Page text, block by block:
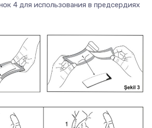
4 для использования в предсердиях